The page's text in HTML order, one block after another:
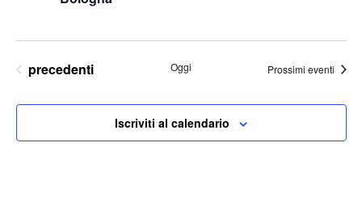
Eventi
precedenti Oggi Prossimi eventi
Iscriviti al calendario